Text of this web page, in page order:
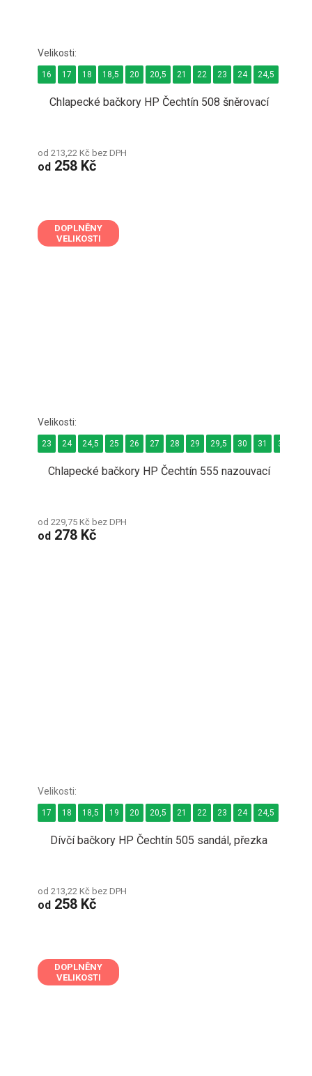
Chlapecké bačkory HP Čechtín 508 šněrovací
od 213,22 Kč bez DPH
od 258 Kč
16 17 18 18,5 20 20,5 21 22 23 24 24,5
DOPLNĚNY
VELIKOSTI
Chlapecké bačkory HP Čechtín 555 nazouvací
od 229,75 Kč bez DPH
od 278 Kč
23 24 24,5 25 26 27 28 29 29,5 30 31 32
Dívčí bačkory HP Čechtín 505 sandál, přezka
od 213,22 Kč bez DPH
od 258 Kč
17 18 18,5 19 20 20,5 21 22 23 24 24,5
DOPLNĚNY
VELIKOSTI